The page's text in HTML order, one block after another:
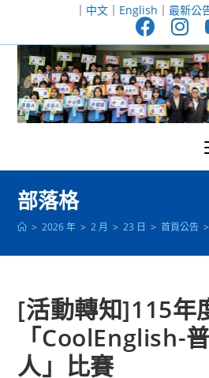
至
｜ 中文｜ English ｜ 最新公
部落格
> 2026 年 > 2 月 > 23 日 > 首頁公告 >
[活動轉知]115年
「CoolEnglish-
人」比賽